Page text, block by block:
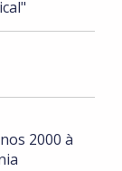
2000 à